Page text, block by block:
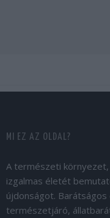
MI EZ AZ OLDAL?
A természeti
izgalmas életét
újdonságot.
természetjáró,